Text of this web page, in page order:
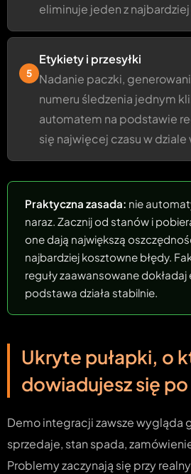
eliminuje jeden z
5
Etykiety i przesyłki
Nadanie paczki,
numeru śledzenia jednym
automatem na podstawie
się najwięcej czasu w dziale
Praktyczna zasada: nie
naraz. Zacznij od stanów i
one dają największą
najbardziej kosztowne błędy.
reguły zaawansowane
podstawa działa stabilnie.
Ukryte pułapki, o
dowiadujesz się
Demo integracji zawsze wygląda
sprzedaje, stan spada,
Problemy zaczynają się przy